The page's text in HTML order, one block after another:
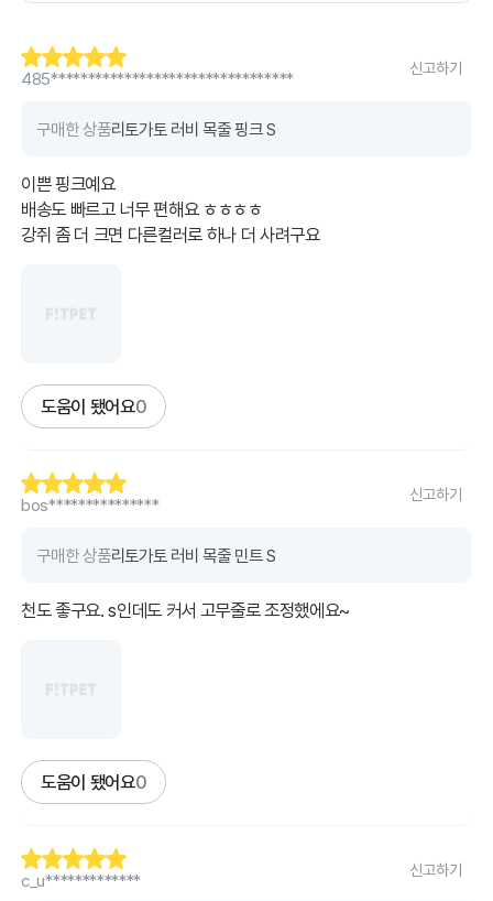
485*********************************
신고하기
구매한 상품리토가토 러비 목줄 핑크 S
이쁜 핑크예요
배송도 빠르고 너무 편해요 ㅎㅎㅎㅎ
강쥐 좀 더 크면 다른컬러로 하나 더 사려구요
도움이 됐어요0
bos***************
신고하기
구매한 상품리토가토 러비 목줄 민트 S
천도 좋구요. s인데도 커서 고무줄로 조정했에요~
도움이 됐어요0
c_u*************
신고하기